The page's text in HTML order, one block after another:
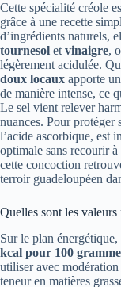
Cette spécialité créole
grâce à une recette
d’ingrédients naturels,
tournesol et vinaigre,
légèrement acidulée.
doux locaux apporte
de manière intense, ce
Le sel vient relever
nuances. Pour protéger
l’acide ascorbique, est
optimale sans recourir
cette concoction
terroir guadeloupéen
Quelles sont les
Sur le plan
kcal pour 100
utiliser avec
teneur en matières